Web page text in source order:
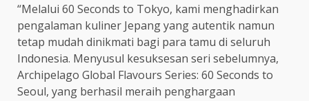
“Melalui 60 Seconds to Tokyo, kami menghadirkan
pengalaman kuliner Jepang yang autentik namun
tetap mudah dinikmati bagi para tamu di seluruh
Indonesia. Menyusul kesuksesan seri sebelumnya,
Archipelago Global Flavours Series: 60 Seconds to
Seoul, yang berhasil meraih penghargaan